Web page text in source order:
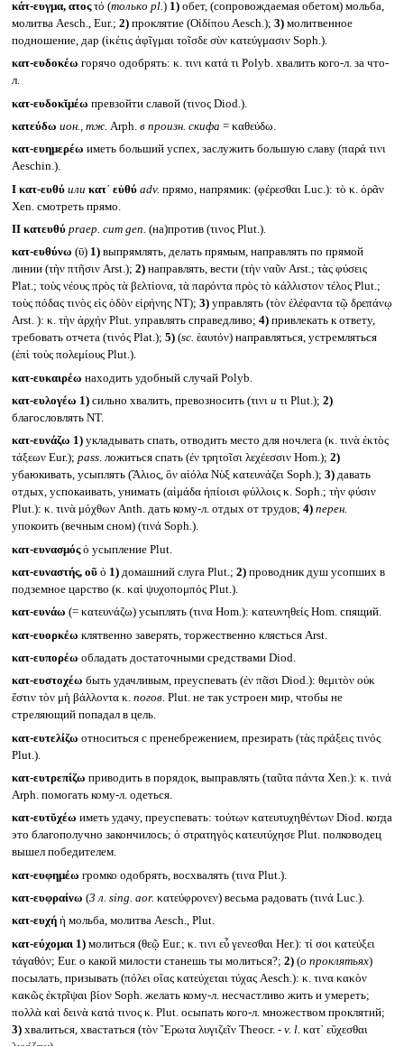
κάτ-ευγμα, ατοςτό (только pl.) 1)обет, (сопровождаемая обетом) мольба,
молитва Aesch., Eur.; 2)проклятие (Οἰδίπου Aesch.); 3)молитвенное
подношение, дар (ἱκέτις ἀφῖγμαι τοῖσδε σὺν κατεύγμασιν Soph.).
κατ-ευδοκέω горячо одобрять: κ. τινι κατά τι Polyb. хвалить кого-л. за что-
л.
κατ-ευδοκῐμέω превзойти славой (τινος Diod.).
κατεύδω ион., тж. Arph. в произн. скифа = καθεύδω.
κατ-ευημερέω иметь больший успех, заслужить большую славу (παρά τινι
Aeschin.).
I κατ-ευθύ или κατ᾽ εὐθύ adv. прямо, напрямик: (φέρεσθαι Luc.): τὸ κ. ὁρᾶν
Xen. смотреть прямо.
II κατευθύ praep. cum gen. (на)против (τινος Plut.).
κατ-ευθύνω (ῡ) 1)выпрямлять, делать прямым, направлять по прямой
линии (τὴν πτῆσιν Arst.); 2)направлять, вести (τὴν ναῦν Arst.; τὰς φύσεις
Plat.; τοὺς νέους πρὸς τὰ βελτίονα, τὰ παρόντα πρὸς τὸ κάλλιστον τέλος Plut.;
τοὺς πόδας τινὸς εἰς ὁδὸν εἰρήνης NT); 3)управлять (τὸν ἐλέφαντα τῷ δρεπάνῳ
Arst. ): κ. τὴν ἀρχήν Plut. управлять справедливо; 4)привлекать к ответу,
требовать отчета (τινός Plat.); 5)(sc. ἑαυτόν) направляться, устремляться
(ἐπὶ τοὺς πολεμίους Plut.).
κατ-ευκαιρέω находить удобный случай Polyb.
κατ-ευλογέω 1)сильно хвалить, превозносить (τινι и τι Plut.); 2)
благословлять NT.
κατ-ευνάζω 1)укладывать спать, отводить место для ночлега (κ. τινὰ ἐκτὸς
τάξεων Eur.); pass. ложиться спать (ἐν τρητοῖσι λεχέεσσιν Hom.); 2)
убаюкивать, усыплять (Ἃλιος, ὃν αἰόλα Νὺξ κατευνάζει Soph.); 3)давать
отдых, успокаивать, унимать (αἱμάδα ἠπίοισι φύλλοις κ. Soph.; τὴν φύσιν
Plut.): κ. τινὰ μόχθων Anth. дать кому-л. отдых от трудов; 4) перен.
упокоить (вечным сном) (τινά Soph.).
κατ-ευνασμόςὁ усыпление Plut.
κατ-ευναστής, οῦὁ 1)домашний слуга Plut.; 2)проводник душ усопших в
подземное царство (κ. καὶ ψυχοπομπός Plut.).
κατ-ευνάω (= κατευνάζω) усыплять (τινα Hom.): κατευνηθείς Hom. спящий.
κατ-ευορκέω клятвенно заверять, торжественно клясться Arst.
κατ-ευπορέω обладать достаточными средствами Diod.
κατ-ευστοχέω быть удачливым, преуспевать (ἐν πᾶσι Diod.): θεμιτὸν οὐκ
ἔστιν τὸν μὴ βάλλοντα κ. погов. Plut. не так устроен мир, чтобы не
стреляющий попадал в цель.
κατ-ευτελίζω относиться с пренебрежением, презирать (τὰς πράξεις τινός
Plut.).
κατ-ευτρεπίζω приводить в порядок, выправлять (ταῦτα πάντα Xen.): κ. τινά
Arph. помогать кому-л. одеться.
κατ-ευτῠχέω иметь удачу, преуспевать: τούτων κατευτυχηθέντων Diod. когда
это благополучно закончилось; ὁ στρατηγὸς κατευτύχησε Plut. полководец
вышел победителем.
κατ-ευφημέω громко одобрять, восхвалять (τινα Plut.).
κατ-ευφραίνω (3 л. sing. aor. κατεύφρονεν) весьма радовать (τινά Luc.).
κατ-ευχή ἡ мольба, молитва Aesch., Plut.
κατ-εύχομαι 1)молиться (θεῷ Eur.; κ. τινι εὖ γενεσθαι Her.): τί σοι κατεύξει
τάγαθόν; Eur. о какой милости станешь ты молиться?; 2)(о проклятьях)
посылать, призывать (πόλει οἵας κατεύχεται τύχας Aesch.): κ. τινα κακὸν
κακῶς ἐκτρῖψαι βίον Soph. желать кому-л. несчастливо жить и умереть;
πολλὰ καὶ δεινὰ κατά τινος κ. Plut. осыпать кого-л. множеством проклятий;
3)хвалиться, хвастаться (τὸν Ἔρωτα λυγιζεῖν Theocr. - v. l. κατ᾽ εὔχεσθαι